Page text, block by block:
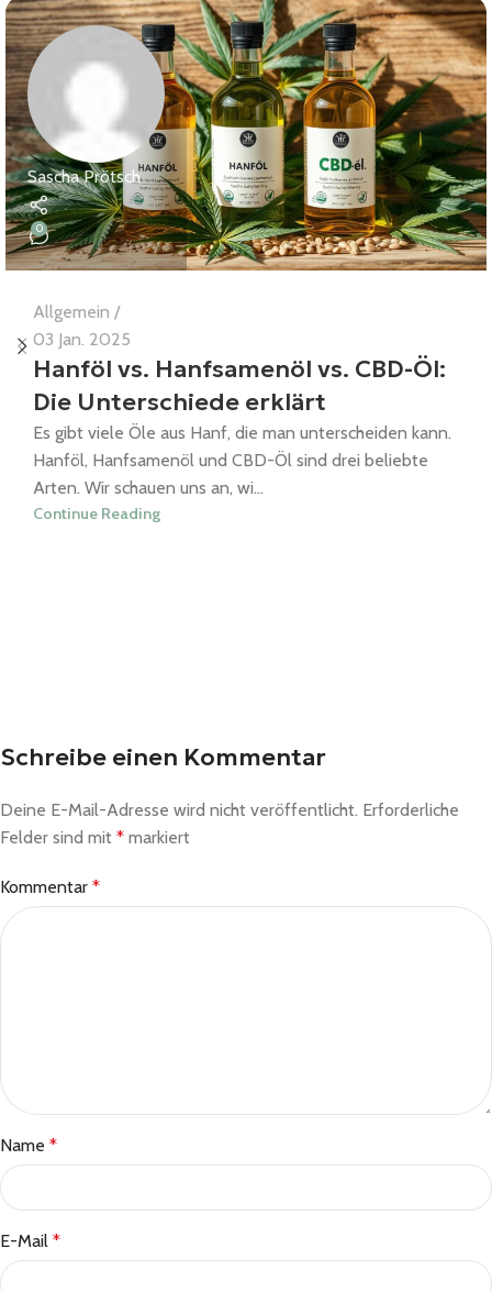
Sascha Prötsch
0
Allgemein
03 Jan. 2025
Hanföl vs. Hanfsamenöl vs. CBD-Öl:
Die Unterschiede erklärt
Es gibt viele Öle aus Hanf, die man unterscheiden kann.
Hanföl, Hanfsamenöl und CBD-Öl sind drei beliebte
Arten. Wir schauen uns an, wi...
Continue Reading
Schreibe einen Kommentar
Deine E-Mail-Adresse wird nicht veröffentlicht. Erforderliche
Felder sind mit * markiert
Kommentar *
Name *
E-Mail *